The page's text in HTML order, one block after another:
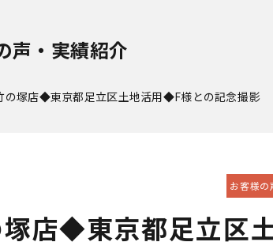
声・実績紹介
塚店◆東京都足立区土地活用◆F様との記念撮影
お客様の
店◆東京都足立区